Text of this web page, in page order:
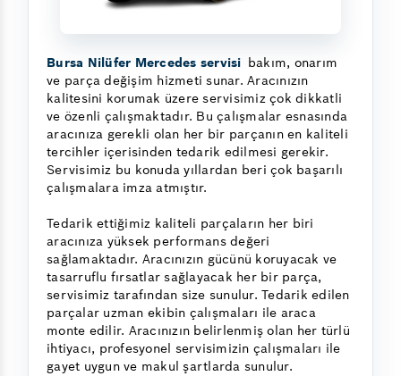
Bursa Nilüfer Mercedes servisi bakım, onarım
ve parça değişim hizmeti sunar. Aracınızın
kalitesini korumak üzere servisimiz çok dikkatli
ve özenli çalışmaktadır. Bu çalışmalar esnasında
aracınıza gerekli olan her bir parçanın en kaliteli
tercihler içerisinden tedarik edilmesi gerekir.
Servisimiz bu konuda yıllardan beri çok başarılı
çalışmalara imza atmıştır.
Tedarik ettiğimiz kaliteli parçaların her biri
aracınıza yüksek performans değeri
sağlamaktadır. Aracınızın gücünü koruyacak ve
tasarruflu fırsatlar sağlayacak her bir parça,
servisimiz tarafından size sunulur. Tedarik edilen
parçalar uzman ekibin çalışmaları ile araca
monte edilir. Aracınızın belirlenmiş olan her türlü
ihtiyacı, profesyonel servisimizin çalışmaları ile
gayet uygun ve makul şartlarda sunulur.